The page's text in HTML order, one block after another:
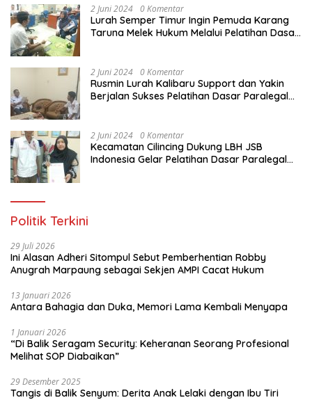
2 Juni 2024 0 Komentar
Lurah Semper Timur Ingin Pemuda Karang
Taruna Melek Hukum Melalui Pelatihan Dasar
2 Juni 2024 0 Komentar
Rusmin Lurah Kalibaru Support dan Yakin
Berjalan Sukses Pelatihan Dasar Paralegal
2 Juni 2024 0 Komentar
Kecamatan Cilincing Dukung LBH JSB
Indonesia Gelar Pelatihan Dasar Paralegal
Politik Terkini
29 Juli 2026
Ini Alasan Adheri Sitompul Sebut Pemberhentian Robby
Anugrah Marpaung sebagai Sekjen AMPI Cacat Hukum
13 Januari 2026
Antara Bahagia dan Duka, Memori Lama Kembali Menyapa
1 Januari 2026
“Di Balik Seragam Security: Keheranan Seorang Profesional
Melihat SOP Diabaikan”
29 Desember 2025
Tangis di Balik Senyum: Derita Anak Lelaki dengan Ibu Tiri